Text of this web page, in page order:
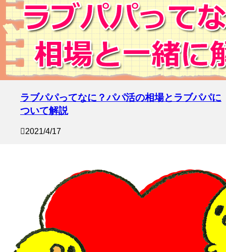
ラブパパってなに？パパ活の相場とラブパパに
ついて解説
2021/4/17